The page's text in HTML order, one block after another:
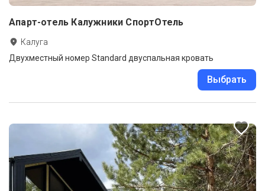
Апарт-отель Калужники СпортОтель
Калуга
Двухместный номер Standard двуспальная кровать
Выбрать